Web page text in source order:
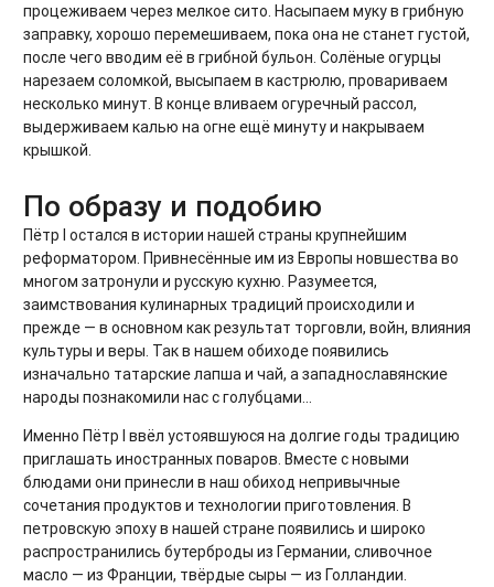
процеживаем через мелкое сито. Насыпаем муку в грибную
заправку, хорошо перемешиваем, пока она не станет густой,
после чего вводим её в грибной бульон. Солёные огурцы
нарезаем соломкой, высыпаем в кастрюлю, провариваем
несколько минут. В конце вливаем огуречный рассол,
выдерживаем калью на огне ещё минуту и накрываем
крышкой.
По образу и подобию
Пётр I остался в истории нашей страны крупнейшим
реформатором. Привнесённые им из Европы новшества во
многом затронули и русскую кухню. Разумеется,
заимствования кулинарных традиций происходили и
прежде — в основном как результат торговли, войн, влияния
культуры и веры. Так в нашем обиходе появились
изначально татарские лапша и чай, а западнославянские
народы познакомили нас с голубцами...
Именно Пётр I ввёл устоявшуюся на долгие годы традицию
приглашать иностранных поваров. Вместе с новыми
блюдами они принесли в наш обиход непривычные
сочетания продуктов и технологии приготовления. В
петровскую эпоху в нашей стране появились и широко
распространились бутерброды из Германии, сливочное
масло — из Франции, твёрдые сыры — из Голландии.